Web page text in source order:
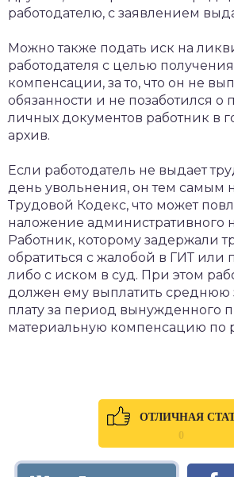
работодателю, с заявлением
Можно также подать иск на
работодателя с целью
компенсации, за то, что он не
обязанности и не позаботился о
личных документов работник в
архив.
Если работодатель не выдает
день увольнения, он тем самым
Трудовой Кодекс, что может
наложение административного
Работник, которому задержали
обратиться с жалобой в ГИТ или
либо с иском в суд. При этом
должен ему выплатить среднюю
плату за период вынужденного
материальную компенсацию по
ОТЛИЧНАЯ
0